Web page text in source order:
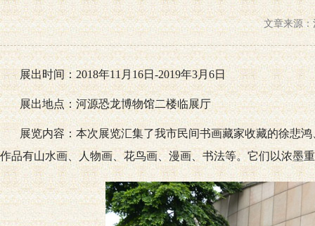
文章来源
展出时间：2018年11月16日-2019年3月6日
展出地点：河源恐龙博物馆二楼临展厅
展览内容：本次展览汇集了我市民间书画藏家收藏的徐悲鸿
作品有山水画、人物画、花鸟画、漫画、书法等。它们以浓墨